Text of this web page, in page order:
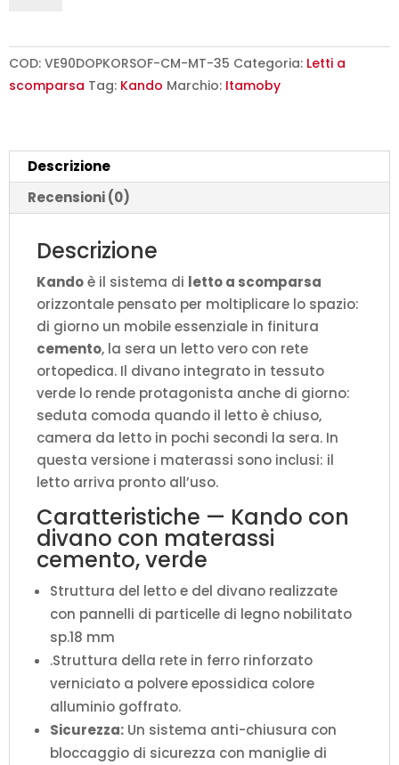
materassi
cemento,
P.103,2
H.190,8
cm
(aperto
P.106
quantità
COD: VE90DOPKORSOF-CM-MT-35 Categoria: Letti a
scomparsa Tag: Kando Marchio: Itamoby
Descrizione
Recensioni (0)
Descrizione
Kandoè il sistema di letto a scomparsa
orizzontale pensato per moltiplicare lo spazio:
di giorno un mobile essenziale in finitura
cemento, la sera un letto vero con rete
ortopedica. Il divano integrato in tessuto
verde lo rende protagonista anche di giorno:
seduta comoda quando il letto è chiuso,
camera da letto in pochi secondi la sera. In
questa versione i materassi sono inclusi: il
letto arriva pronto all’uso.
Caratteristiche — Kando con
divano con materassi
cemento, verde
Struttura del letto e del divano realizzate
con pannelli di particelle di legno nobilitato
sp.18 mm
.Struttura della rete in ferro rinforzato
verniciato a polvere epossidica colore
alluminio goffrato.
Sicurezza: Un sistema anti-chiusura con
bloccaggio di sicurezza con maniglie di